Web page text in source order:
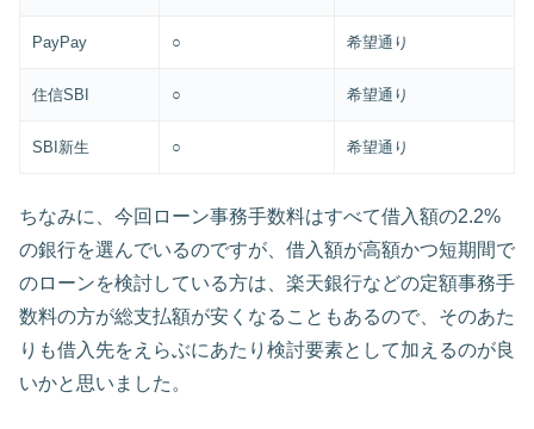
PayPay ○ 希望通り
住信SBI ○ 希望通り
SBI新生 ○ 希望通り
ちなみに、今回ローン事務手数料はすべて借入額の2.2%
の銀行を選んでいるのですが、借入額が高額かつ短期間で
のローンを検討している方は、楽天銀行などの定額事務手
数料の方が総支払額が安くなることもあるので、そのあた
りも借入先をえらぶにあたり検討要素として加えるのが良
いかと思いました。